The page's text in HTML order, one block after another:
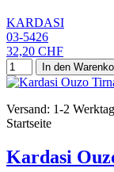
KARDASI
03-5426
32,20 CHF
In den
Versand: 1-2
Startseite
Kardasi